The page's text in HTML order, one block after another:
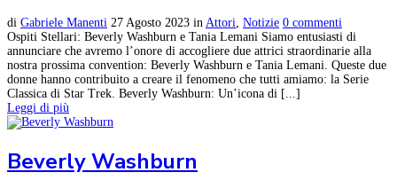
di Gabriele Manenti 27 Agosto 2023 in Attori, Notizie 0 commenti
Ospiti Stellari: Beverly Washburn e Tania Lemani Siamo entusiasti di
annunciare che avremo l’onore di accogliere due attrici straordinarie alla
nostra prossima convention: Beverly Washburn e Tania Lemani. Queste due
donne hanno contribuito a creare il fenomeno che tutti amiamo: la Serie
Classica di Star Trek. Beverly Washburn: Un’icona di [...]
Leggi di più
Beverly Washburn